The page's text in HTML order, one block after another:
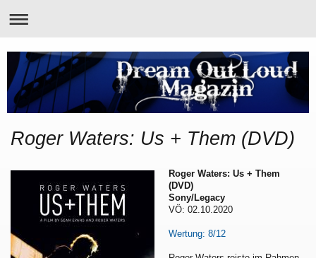
Roger Waters: Us + Them (DVD)
Roger Waters: Us + Them
(DVD)
Sony/Legacy
VÖ: 02.10.2020
Wertung: 8/12